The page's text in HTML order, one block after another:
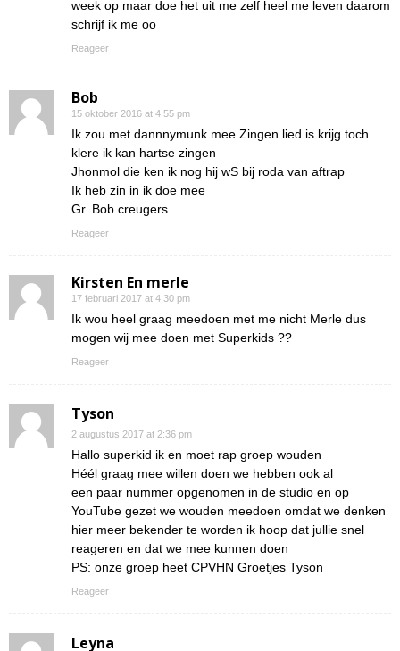
week op maar doe het uit me zelf heel me leven daarom
schrijf ik me oo
Reageer
Bob
15 oktober 2016 at 4:55 pm
Ik zou met dannnymunk mee Zingen lied is krijg toch
klere ik kan hartse zingen
Jhonmol die ken ik nog hij wS bij roda van aftrap
Ik heb zin in ik doe mee
Gr. Bob creugers
Reageer
Kirsten En merle
17 februari 2017 at 4:30 pm
Ik wou heel graag meedoen met me nicht Merle dus
mogen wij mee doen met Superkids ??
Reageer
Tyson
2 augustus 2017 at 2:36 pm
Hallo superkid ik en moet rap groep wouden
Héél graag mee willen doen we hebben ook al
een paar nummer opgenomen in de studio en op
YouTube gezet we wouden meedoen omdat we denken
hier meer bekender te worden ik hoop dat jullie snel
reageren en dat we mee kunnen doen
PS: onze groep heet CPVHN Groetjes Tyson
Reageer
Leyna